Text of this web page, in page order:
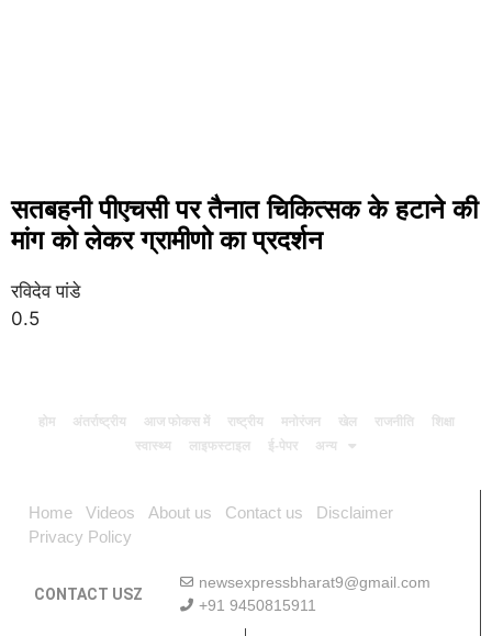
सतबहनी पीएचसी पर तैनात चिकित्सक के हटाने की
मांग को लेकर ग्रामीणो का प्रदर्शन
रविदेव पांडे
होम अंतर्राष्ट्रीय आज फोकस में राष्ट्रीय मनोरंजन खेल राजनीति
शिक्षा
स्वास्थ्य
लाइफस्टाइल ई-पेपर अन्य
Home Videos About us Contact us
Disclaimer
Privacy Policy
CONTACT USZ
newsexpressbharat9@gmail.com
+91 9450815911